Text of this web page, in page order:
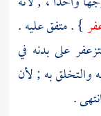
} . متفق عليه .
على بدنه في
به ; لأن
.